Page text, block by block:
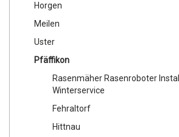
Horgen
Meilen
Uster
Pfäffikon
Rasenmäher Rasenroboter
Winterservice
Fehraltorf
Hittnau